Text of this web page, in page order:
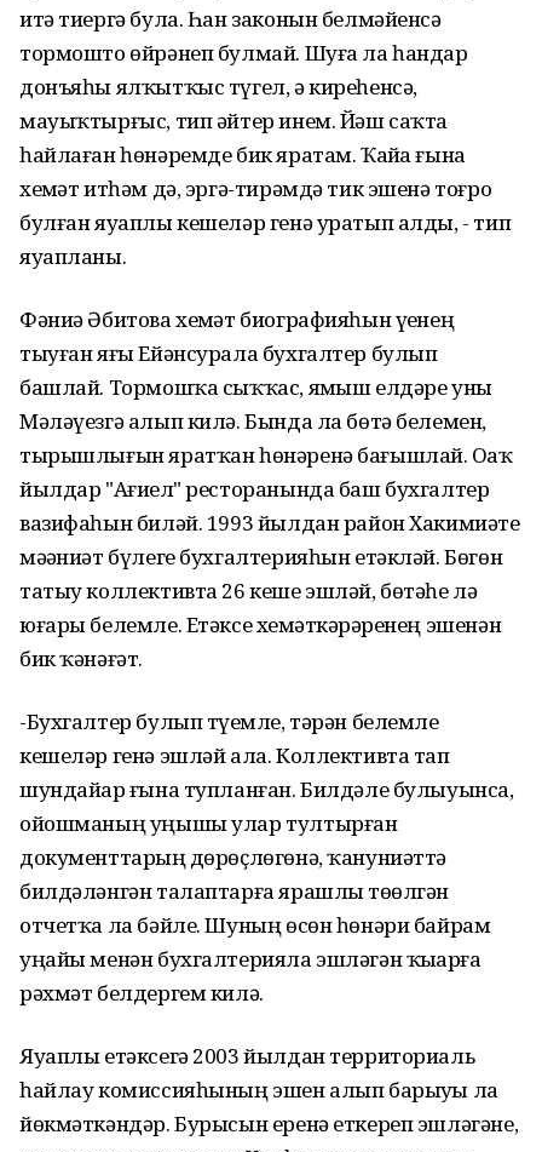
итә тиергә була. Һан законын белмәйенсә
тормошто өйрәнеп булмай. Шуға ла һандар
донъяһы ялҡытҡыс түгел, ә киреһенсә,
мауыҡтырғыс, тип әйтер инем. Йәш саҡта
һайлаған һөнәремде бик яратам. Ҡайҙа ғына
хеҙмәт итһәм дә, эргә-тирәмдә тик эшенә тоғро
булған яуаплы кешеләр генә уратып алды, - тип
яуапланы.
Фәниә Әбитова хеҙмәт биографияһын үҙенең
тыуған яғы Ейәнсурала бухгалтер булып
башлай. Тормошҡа сыҡҡас, яҙмыш елдәре уны
Мәләүезгә алып килә. Бында ла бөтә белемен,
тырышлығын яратҡан һөнәренә бағышлай. Оҙаҡ
йылдар "Ағиҙел" ресторанында баш бухгалтер
вазифаһын биләй. 1993 йылдан район Хакимиәте
мәҙәниәт бүлеге бухгалтерияһын етәкләй. Бөгөн
татыу коллективта 26 кеше эшләй, бөтәһе лә
юғары белемле. Етәксе хеҙмәткәрҙәренең эшенән
бик ҡәнәғәт.
-Бухгалтер булып түҙемле, тәрән белемле
кешеләр генә эшләй ала. Коллективта тап
шундайҙар ғына тупланған. Билдәле булыуынса,
ойошманың уңышы улар тултырған
документтарҙың дөрөҫлөгөнә, ҡануниәттә
билдәләнгән талаптарға ярашлы төҙөлгән
отчетҡа ла бәйле. Шуның өсөн һөнәри байрам
уңайы менән бухгалтерияла эшләгән ҡыҙҙарға
рәхмәт белдергем килә.
Яуаплы етәксегә 2003 йылдан территориаль
һайлау комиссияһының эшен алып барыуҙы ла
йөкмәткәндәр. Бурысын еренә еткереп эшләгәне,